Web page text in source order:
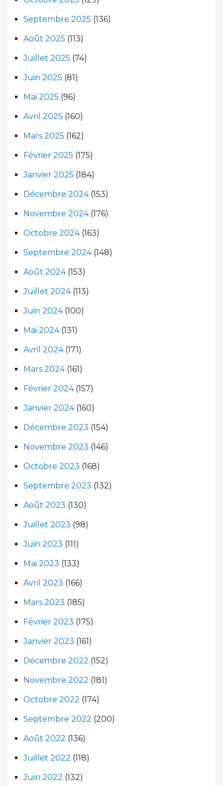
Septembre 2025 (136)
Août 2025 (113)
Juillet 2025 (74)
Juin 2025 (81)
Mai 2025 (96)
Avril 2025 (160)
Mars 2025 (162)
Février 2025 (175)
Janvier 2025 (184)
Décembre 2024(153)
Novembre 2024(176)
Octobre 2024(163)
Septembre 2024(148)
Août 2024(153)
Juillet 2024(113)
Juin 2024(100)
Mai 2024(131)
Avril 2024(171)
Mars 2024(161)
Février 2024(157)
Janvier 2024(160)
Décembre 2023 (154)
Novembre 2023 (146)
Octobre 2023 (168)
Septembre 2023 (132)
Août 2023 (130)
Juillet 2023 (98)
Juin 2023 (111)
Mai 2023 (133)
Avril 2023 (166)
Mars 2023 (185)
Février 2023 (175)
Janvier 2023 (161)
Décembre 2022 (152)
Novembre 2022 (181)
Octobre 2022 (174)
Septembre 2022 (200)
Août 2022 (136)
Juillet 2022 (118)
Juin 2022 (132)